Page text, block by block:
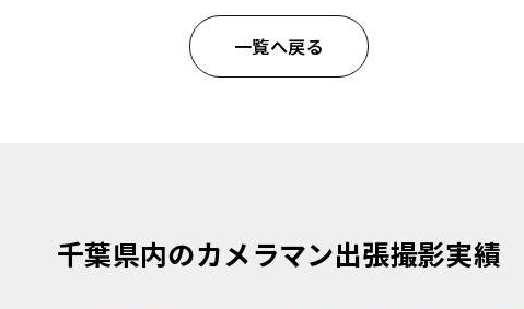
一覧へ戻る
千葉県内のカメラマン出張撮影実績